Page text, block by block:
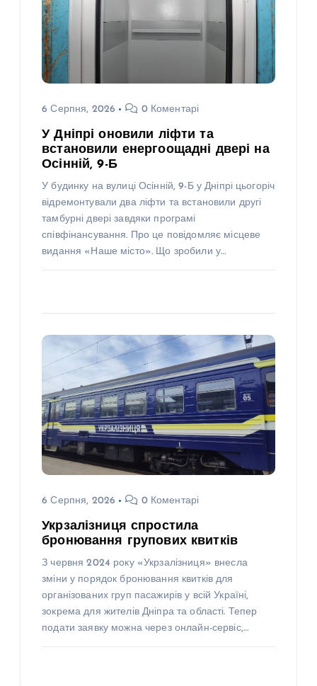
6 Серпня, 2026 0 Коментарі
У Дніпрі оновили ліфти та
встановили енергоощадні двері на
Осінній, 9-Б
У будинку на вулиці Осінній, 9-Б у Дніпрі цьогоріч
відремонтували два ліфти та встановили другі
тамбурні двері завдяки програмі
співфінансування. Про це повідомляє місцеве
видання «Наше місто». Що зробили у…
6 Серпня, 2026 0 Коментарі
Укрзалізниця спростила
бронювання групових квитків
З червня 2024 року «Укрзалізниця» внесла
зміни у порядок бронювання квитків для
організованих груп пасажирів у всій Україні,
зокрема для жителів Дніпра та області. Тепер
подати заявку можна через онлайн-сервіс,…